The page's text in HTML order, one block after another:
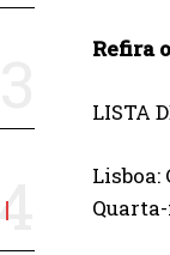
Refira
LISTA
Lisboa: